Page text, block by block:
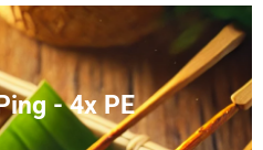
- 4x PE